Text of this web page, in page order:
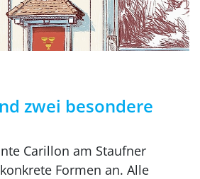
zwei besondere
Carillon am Staufner
Formen an. Alle